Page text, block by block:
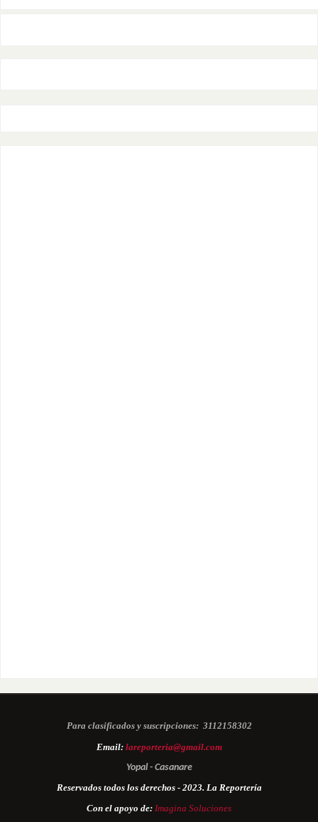
Para clasificados y suscripciones: 3112158302
Email: lareporteria@gmail.com
Yopal - Casanare
Reservados todos los derechos - 2023. La Reportería
Con el apoyo de: Imagina Soluciones